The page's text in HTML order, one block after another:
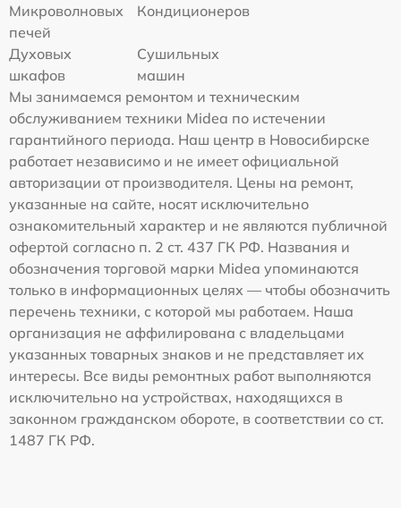
Микроволновых
печей
Кондиционеров
Духовых
шкафов
Сушильных
машин
Мы занимаемся ремонтом и техническим
обслуживанием техники Midea по истечении
гарантийного периода. Наш центр в Новосибирске
работает независимо и не имеет официальной
авторизации от производителя. Цены на ремонт,
указанные на сайте, носят исключительно
ознакомительный характер и не являются публичной
офертой согласно п. 2 ст. 437 ГК РФ. Названия и
обозначения торговой марки Midea упоминаются
только в информационных целях — чтобы обозначить
перечень техники, с которой мы работаем. Наша
организация не аффилирована с владельцами
указанных товарных знаков и не представляет их
интересы. Все виды ремонтных работ выполняются
исключительно на устройствах, находящихся в
законном гражданском обороте, в соответствии со ст.
1487 ГК РФ.